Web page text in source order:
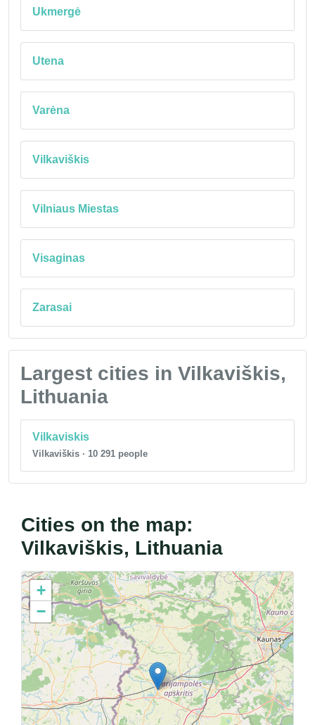
Ukmergė
Utena
Varėna
Vilkaviškis
Vilniaus Miestas
Visaginas
Zarasai
Largest cities in Vilkaviškis,
Lithuania
Vilkaviskis
Vilkaviškis · 10 291 people
Cities on the map:
Vilkaviškis, Lithuania
+
−